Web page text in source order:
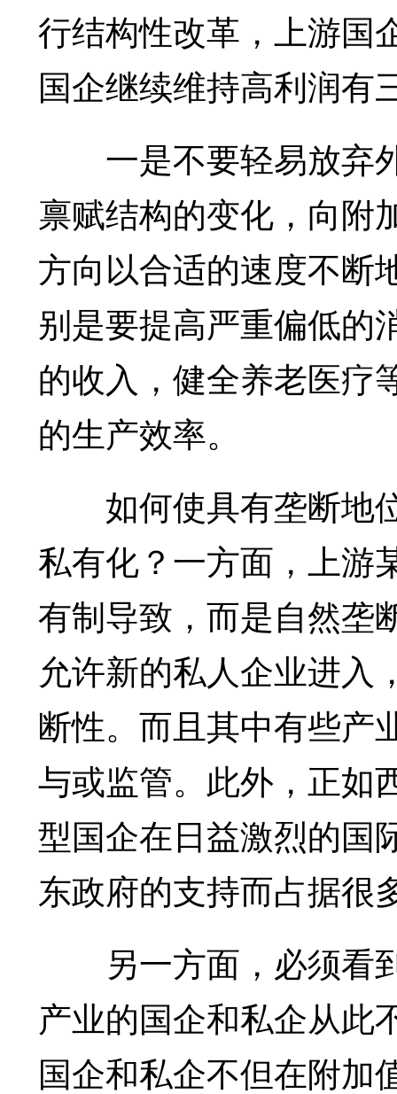
行结构性改革，上游国
国企继续维持高利润有
一是不要轻易放弃
禀赋结构的变化，向附
方向以合适的速度不断
别是要提高严重偏低的
的收入，健全养老医疗
的生产效率。
如何使具有垄断地
私有化？一方面，上游
有制导致，而是自然垄
允许新的私人企业进入
断性。而且其中有些产
与或监管。此外，正如
型国企在日益激烈的国
东政府的支持而占据很
另一方面，必须看到
产业的国企和私企从此
国企和私企不但在附加